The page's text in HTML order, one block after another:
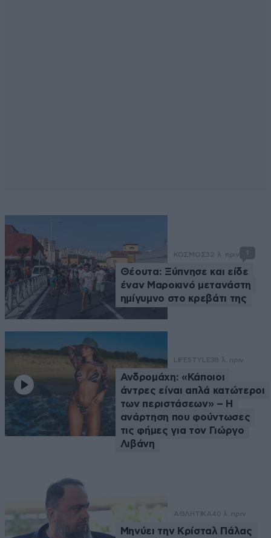
ΚΟΣΜΟΣ32 λ. πριν 1
Θέουτα: Ξύπνησε και είδε
έναν Μαροκινό μετανάστη
ημίγυμνο στο κρεβάτι της
LIFESTYLE38 λ. πριν
Ανδρομάχη: «Κάποιοι
άντρες είναι απλά κατώτεροι
των περιστάσεων» – Η
ανάρτηση που φούντωσες
τις φήμες για τον Γιώργο
Λιβάνη
ΑΘΛΗΤΙΚΑ40 λ. πριν
Μηνύει την Κρίσταλ Πάλας